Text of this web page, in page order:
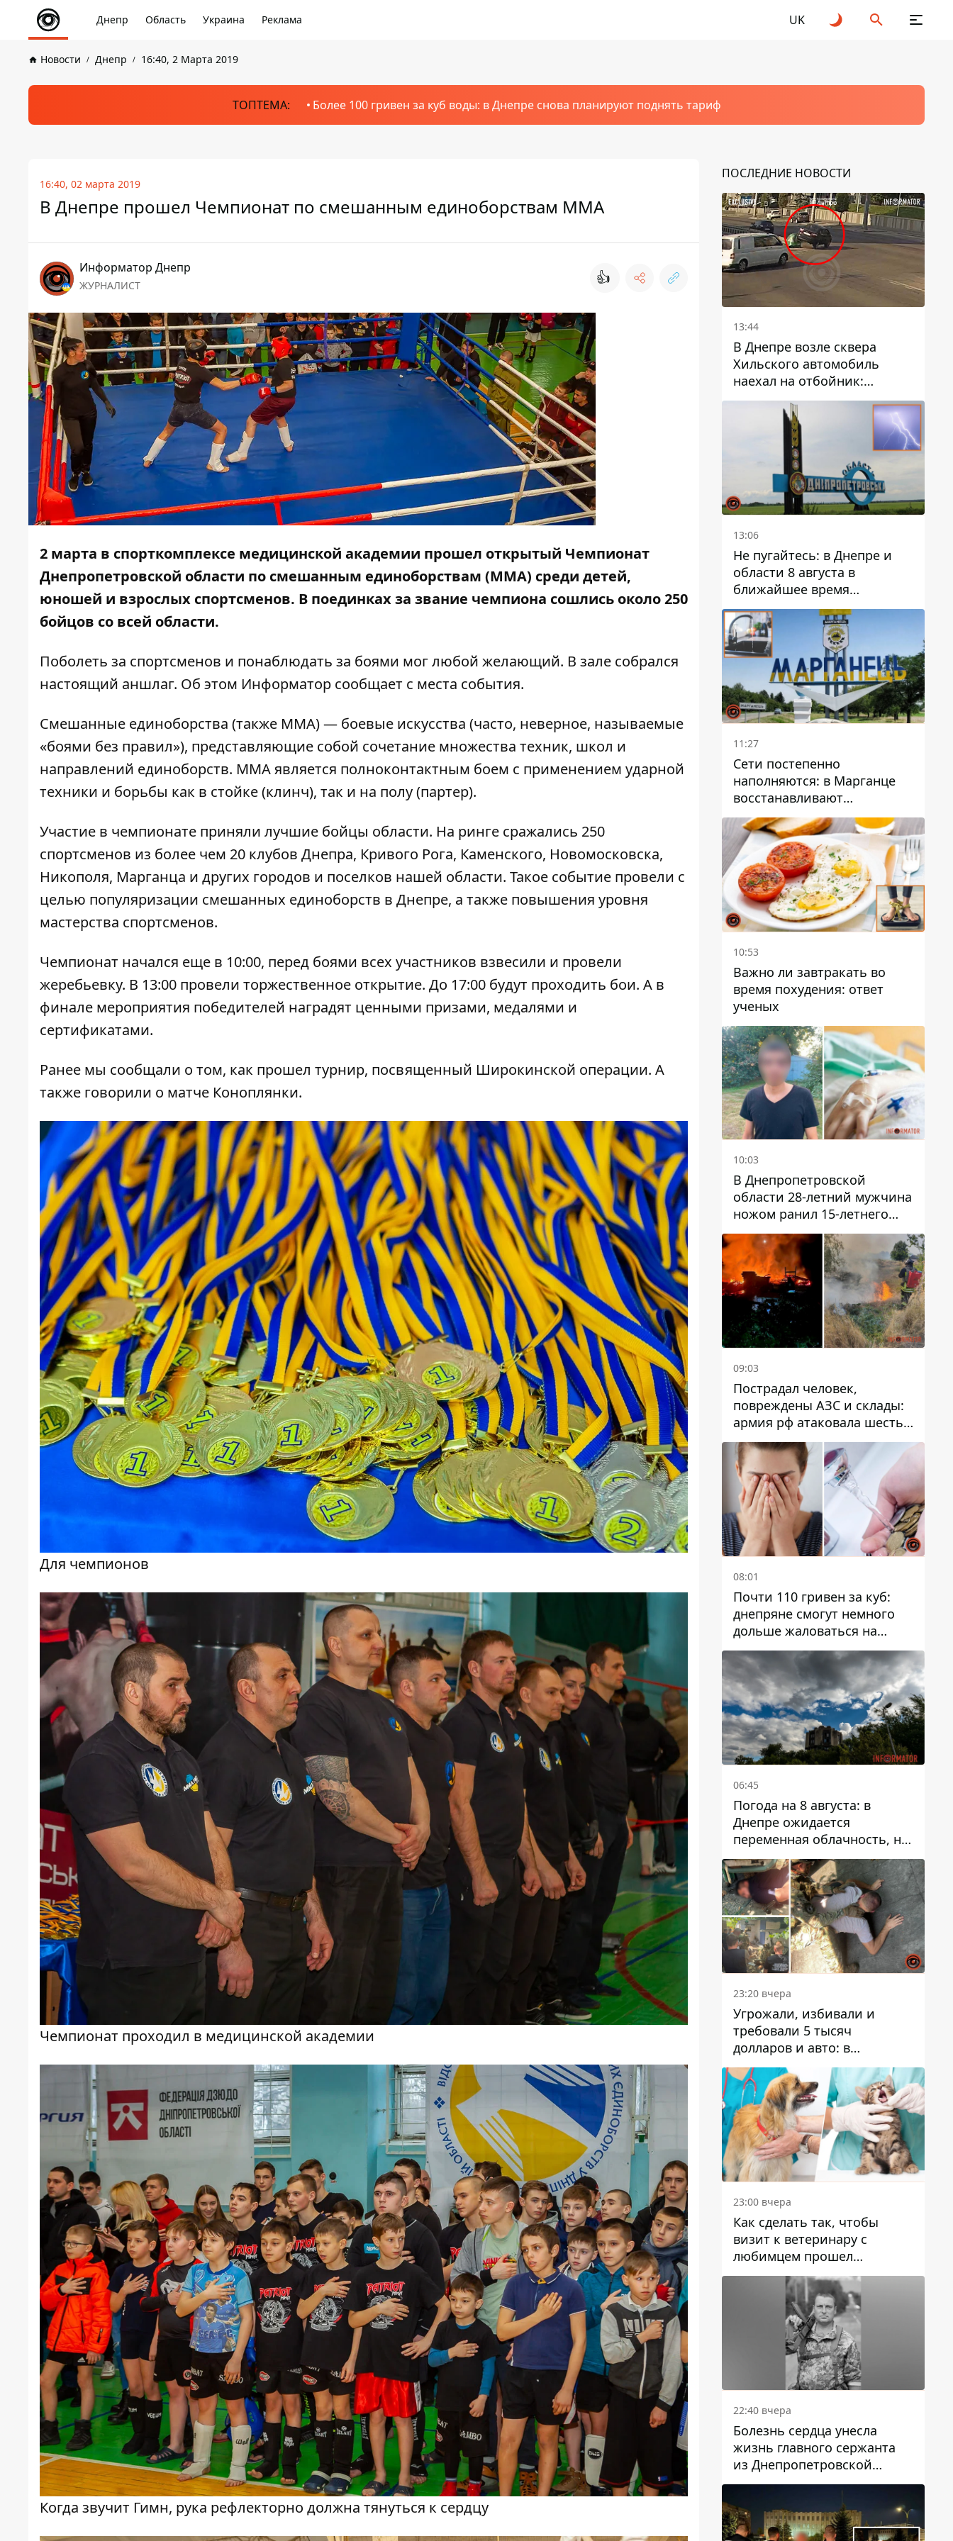
Днепр Область Украина Реклама UK
Новости Днепр 16:40, 2 Марта 2019
ТОПТЕМА: Более 100 гривен за куб воды: в Днепре снова планируют поднять тариф
16:40, 02 марта 2019
В Днепре прошел Чемпионат по смешанным единоборствам ММА
Информатор Днепр
ЖУРНАЛИСТ 👍
2 марта в спорткомплексе медицинской академии прошел открытый Чемпионат
Днепропетровской области по смешанным единоборствам (ММА) среди детей,
юношей и взрослых спортсменов. В поединках за звание чемпиона сошлись около 250
бойцов со всей области.
Поболеть за спортсменов и понаблюдать за боями мог любой желающий. В зале собрался
настоящий аншлаг. Об этом Информатор сообщает с места события.
Смешанные единоборства (также MMA) — боевые искусства (часто, неверное, называемые
«боями без правил»), представляющие собой сочетание множества техник, школ и
направлений единоборств. ММА является полноконтактным боем с применением ударной
техники и борьбы как в стойке (клинч), так и на полу (партер).
Участие в чемпионате приняли лучшие бойцы области. На ринге сражались 250
спортсменов из более чем 20 клубов Днепра, Кривого Рога, Каменского, Новомосковска,
Никополя, Марганца и других городов и поселков нашей области. Такое событие провели с
целью популяризации смешанных единоборств в Днепре, а также повышения уровня
мастерства спортсменов.
Чемпионат начался еще в 10:00, перед боями всех участников взвесили и провели
жеребьевку. В 13:00 провели торжественное открытие. До 17:00 будут проходить бои. А в
финале мероприятия победителей наградят ценными призами, медалями и
сертификатами.
Ранее мы сообщали о том, как прошел турнир, посвященный Широкинской операции. А
также говорили о матче Коноплянки.
Для чемпионов
Чемпионат проходил в медицинской академии
Когда звучит Гимн, рука рефлекторно должна тянуться к сердцу
ПОСЛЕДНИЕ НОВОСТИ
13:44
В Днепре возле сквера
Хильского автомобиль
наехал на отбойник:
момент происшествия
13:06
Не пугайтесь: в Днепре и
области 8 августа в
ближайшее время
ожидается гроза
11:27
Сети постепенно
наполняются: в Марганце
восстанавливают
водоснабжение
10:53
Важно ли завтракать во
время похудения: ответ
ученых
10:03
В Днепропетровской
области 28-летний мужчина
ножом ранил 15-летнего
парня
09:03
Пострадал человек,
повреждены АЗС и склады:
армия рф атаковала шесть
районов Днепропетровской
области
08:01
Почти 110 гривен за куб:
днепряне смогут немного
дольше жаловаться на
запланированные тарифы
на воду на 2027 год
06:45
Погода на 8 августа: в
Днепре ожидается
переменная облачность, но
может пойти дождь
23:20 вчера
Угрожали, избивали и
требовали 5 тысяч
долларов и авто: в
Павлограде задержали двух
мужчин
23:00 вчера
Как сделать так, чтобы
визит к ветеринару с
любимцем прошел
спокойно: простые советы
22:40 вчера
Болезнь сердца унесла
жизнь главного сержанта
из Днепропетровской
области Юрия Свистуна